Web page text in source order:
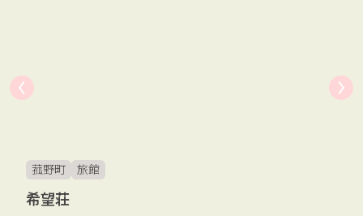
菰野町 旅館
希望荘